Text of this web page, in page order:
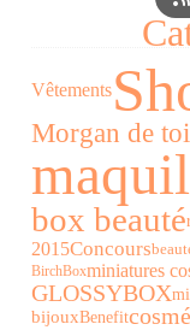
Vêtements
Morgan de toi
box beauté
2015Concours
BirchBoxminiatures
GLOSSYBOX
bijouxBenefit